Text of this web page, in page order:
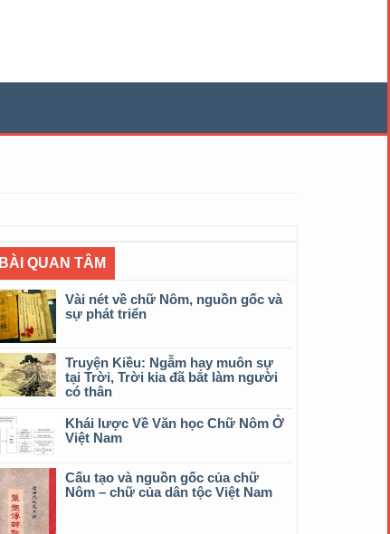
BÀI QUAN TÂM
Vài nét về chữ Nôm, nguồn gốc và
sự phát triển
Truyện Kiều: Ngẫm hay muôn sự
tại Trời, Trời kia đã bắt làm người
có thân
Khái lược Về Văn học Chữ Nôm Ở
Việt Nam
Cấu tạo và nguồn gốc của chữ
Nôm – chữ của dân tộc Việt Nam